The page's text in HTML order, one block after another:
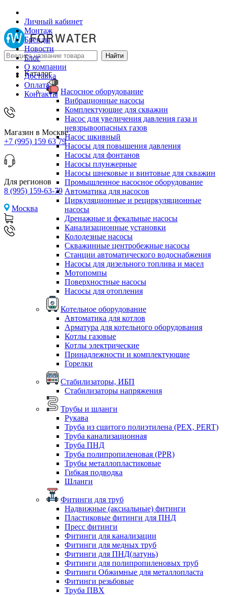
Личный кабинет
Монтаж
Бренды
Новости
Блог
О компании
Доставка
Оплата
Контакты
Магазин в Москве
+7 (995) 159 63 79
Для регионов
8 (995) 159-63-79
Москва
Каталог
Насосное оборудование
Вибрационные насосы
Комплектующие для скважин
Насос для увеличения давления газа и
невзрывоопасных газов
Насос шкивный
Насосы для повышения давления
Насосы для фонтанов
Насосы плунжерные
Насосы шнековые и винтовые для скважин
Промышленное насосное оборудование
Автоматика для насосов
Циркуляционные и рециркуляционные
насосы
Дренажные и фекальные насосы
Канализационные установки
Колодезные насосы
Скважинные центробежные насосы
Станции автоматического водоснабжения
Насосы для дизельного топлива и масел
Мотопомпы
Поверхностные насосы
Насосы для отопления
Котельное оборудование
Автоматика для котлов
Арматура для котельного оборудования
Котлы газовые
Котлы электрические
Принадлежности и комплектующие
Горелки
Стабилизаторы, ИБП
Стабилизаторы напряжения
Трубы и шланги
Рукава
Труба из сшитого полиэтилена (PEX, PERT)
Труба канализационная
Труба ПНД
Труба полипропиленовая (PPR)
Трубы металлопластиковые
Гибкая подводка
Шланги
Фитинги для труб
Надвижные (аксиальные) фитинги
Пластиковые фитинги для ПНД
Пресс фитинги
Фитинги для канализации
Фитинги для медных труб
Фитинги для ПНД(латунь)
Фитинги для полипропиленовых труб
Фитинги Обжимные для металлопласта
Фитинги резьбовые
Труба ПВХ